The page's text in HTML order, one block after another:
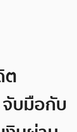
ต
จับมือกับ